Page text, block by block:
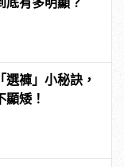
選褲」小秘訣，
顯矮！